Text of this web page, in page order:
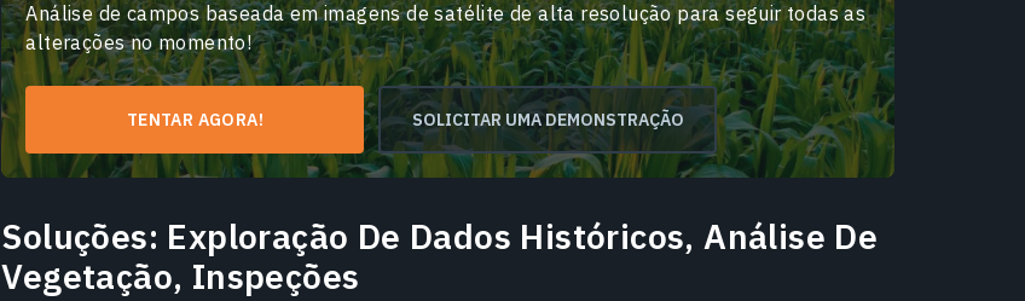
Análise de campos baseada em imagens de satélite de alta resolução para seguir todas as
alterações no momento!
TENTAR AGORA! SOLICITAR UMA DEMONSTRAÇÃO
Soluções: Exploração De Dados Históricos, Análise De
Vegetação, Inspeções